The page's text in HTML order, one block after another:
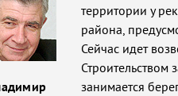
территории у
района,
Сейчас идет
занимается